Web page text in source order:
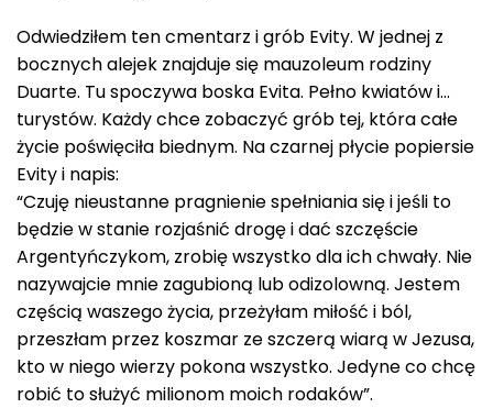
Odwiedziłem ten cmentarz i grób Evity. W jednej z
bocznych alejek znajduje się mauzoleum rodziny
Duarte. Tu spoczywa boska Evita. Pełno kwiatów i…
turystów. Każdy chce zobaczyć grób tej, która całe
życie poświęciła biednym. Na czarnej płycie popiersie
Evity i napis:
“Czuję nieustanne pragnienie spełniania się i jeśli to
będzie w stanie rozjaśnić drogę i dać szczęście
Argentyńczykom, zrobię wszystko dla ich chwały. Nie
nazywajcie mnie zagubioną lub odizolowną. Jestem
częścią waszego życia, przeżyłam miłość i ból,
przeszłam przez koszmar ze szczerą wiarą w Jezusa,
kto w niego wierzy pokona wszystko. Jedyne co chcę
robić to służyć milionom moich rodaków”.